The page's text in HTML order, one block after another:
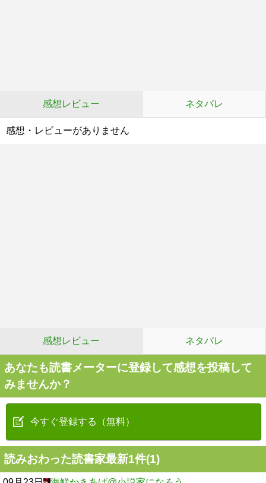
感想レビュー ネタバレ
感想・レビューがありません
感想レビュー ネタバレ
あなたも読書メーターに登録して感想を投稿して
みませんか？
今すぐ登録する（無料）
読みおわった読書家最新1件(1)